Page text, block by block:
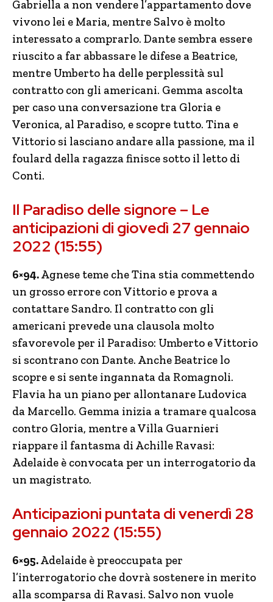
Gabriella a non vendere l’appartamento dove
vivono lei e Maria, mentre Salvo è molto
interessato a comprarlo. Dante sembra essere
riuscito a far abbassare le difese a Beatrice,
mentre Umberto ha delle perplessità sul
contratto con gli americani. Gemma ascolta
per caso una conversazione tra Gloria e
Veronica, al Paradiso, e scopre tutto. Tina e
Vittorio si lasciano andare alla passione, ma il
foulard della ragazza finisce sotto il letto di
Conti.
Il Paradiso delle signore – Le
anticipazioni di giovedì 27 gennaio
2022 (15:55)
6×94.Agnese teme che Tina stia commettendo
un grosso errore con Vittorio e prova a
contattare Sandro. Il contratto con gli
americani prevede una clausola molto
sfavorevole per il Paradiso: Umberto e Vittorio
si scontrano con Dante. Anche Beatrice lo
scopre e si sente ingannata da Romagnoli.
Flavia ha un piano per allontanare Ludovica
da Marcello. Gemma inizia a tramare qualcosa
contro Gloria, mentre a Villa Guarnieri
riappare il fantasma di Achille Ravasi:
Adelaide è convocata per un interrogatorio da
un magistrato.
Anticipazioni puntata di venerdì 28
gennaio 2022 (15:55)
6×95.Adelaide è preoccupata per
l’interrogatorio che dovrà sostenere in merito
alla scomparsa di Ravasi. Salvo non vuole